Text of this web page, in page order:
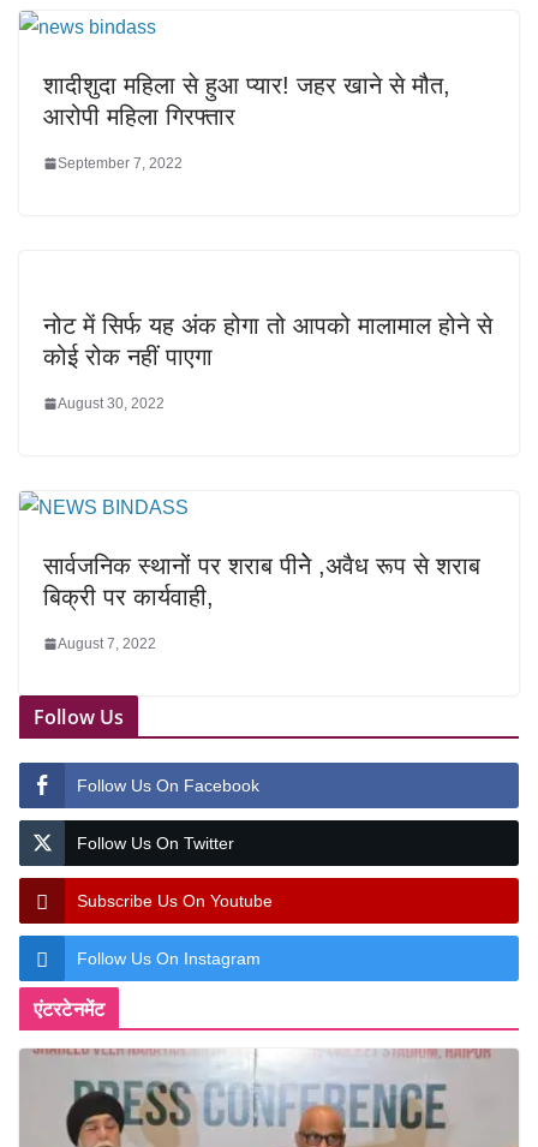
शादीशुदा महिला से हुआ प्यार! जहर खाने से मौत,
आरोपी महिला गिरफ्तार
September 7, 2022
नोट में सिर्फ यह अंक होगा तो आपको मालामाल होने से
कोई रोक नहीं पाएगा
August 30, 2022
सार्वजनिक स्थानों पर शराब पीनेे ,अवैध रूप से शराब
बिक्री पर कार्यवाही,
August 7, 2022
Follow Us
Follow Us On Facebook
Follow Us On Twitter
Subscribe Us On Youtube
Follow Us On Instagram
एंटरटेनमेंट